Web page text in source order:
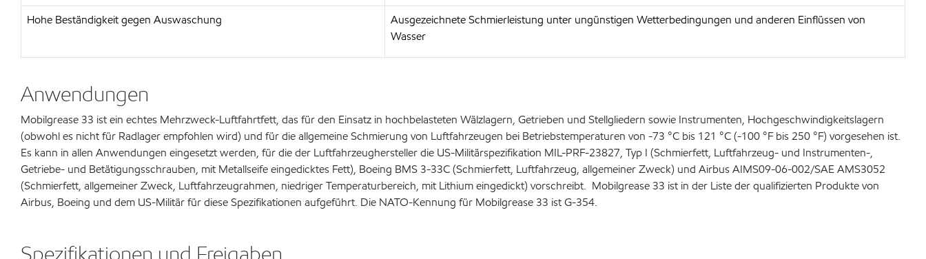
Hohe Beständigkeit gegen Auswaschung
Ausgezeichnete Schmierleistung unter ungünstigen Wetterbedingungen und anderen Einflüssen von
Wasser
Anwendungen
Mobilgrease 33 ist ein echtes Mehrzweck-Luftfahrtfett, das für den Einsatz in hochbelasteten Wälzlagern, Getrieben und Stellgliedern sowie Instrumenten, Hochgeschwindigkeitslagern
(obwohl es nicht für Radlager empfohlen wird) und für die allgemeine Schmierung von Luftfahrzeugen bei Betriebstemperaturen von -73 °C bis 121 °C (-100 °F bis 250 °F) vorgesehen ist.
Es kann in allen Anwendungen eingesetzt werden, für die der Luftfahrzeughersteller die US-Militärspezifikation MIL-PRF-23827, Typ I (Schmierfett, Luftfahrzeug- und Instrumenten-,
Getriebe- und Betätigungsschrauben, mit Metallseife eingedicktes Fett), Boeing BMS 3-33C (Schmierfett, Luftfahrzeug, allgemeiner Zweck) und Airbus AIMS09-06-002/SAE AMS3052
(Schmierfett, allgemeiner Zweck, Luftfahrzeugrahmen, niedriger Temperaturbereich, mit Lithium eingedickt) vorschreibt. Mobilgrease 33 ist in der Liste der qualifizierten Produkte von
Airbus, Boeing und dem US-Militär für diese Spezifikationen aufgeführt. Die NATO-Kennung für Mobilgrease 33 ist G-354.
Spezifikationen und Freigaben